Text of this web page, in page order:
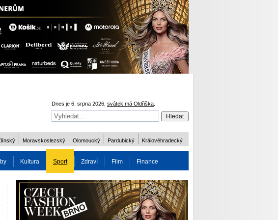
Dnes je 6. srpna 2026, svátek má Oldřiška
Moravskoslezský Olomoucký Pardubický Královéhradecký
Kultura Sport Zdraví Film Finance
Charita Osobnost Více ODM 2016